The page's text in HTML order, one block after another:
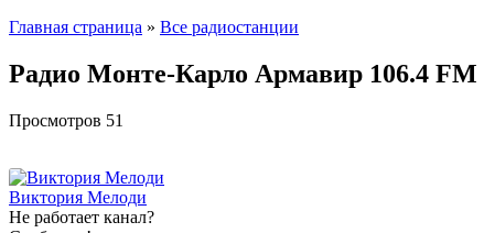
Главная страница » Все радиостанции
Радио Монте-Карло Армавир 106.4 FM
Просмотров 51
Виктория Мелоди
Не работает канал?